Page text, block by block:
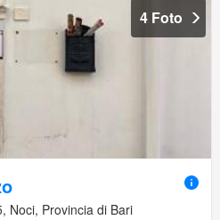
4 Foto
Noci, Provincia di Bari